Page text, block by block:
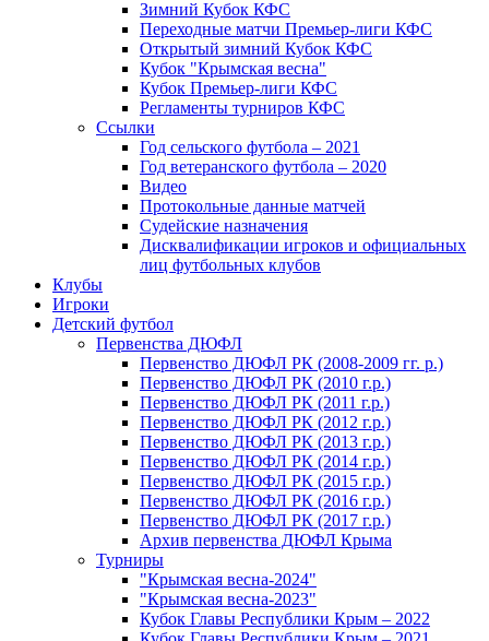
Зимний Кубок КФС
Переходные матчи Премьер-лиги КФС
Открытый зимний Кубок КФС
Кубок "Крымская весна"
Кубок Премьер-лиги КФС
Регламенты турниров КФС
Ссылки
Год сельского футбола – 2021
Год ветеранского футбола – 2020
Видео
Протокольные данные матчей
Судейские назначения
Дисквалификации игроков и официальных
лиц футбольных клубов
Клубы
Игроки
Детский футбол
Первенства ДЮФЛ
Первенство ДЮФЛ РК (2008-2009 гг. р.)
Первенство ДЮФЛ РК (2010 г.р.)
Первенство ДЮФЛ РК (2011 г.р.)
Первенство ДЮФЛ РК (2012 г.р.)
Первенство ДЮФЛ РК (2013 г.р.)
Первенство ДЮФЛ РК (2014 г.р.)
Первенство ДЮФЛ РК (2015 г.р.)
Первенство ДЮФЛ РК (2016 г.р.)
Первенство ДЮФЛ РК (2017 г.р.)
Архив первенства ДЮФЛ Крыма
Турниры
"Крымская весна-2024"
"Крымская весна-2023"
Кубок Главы Республики Крым – 2022